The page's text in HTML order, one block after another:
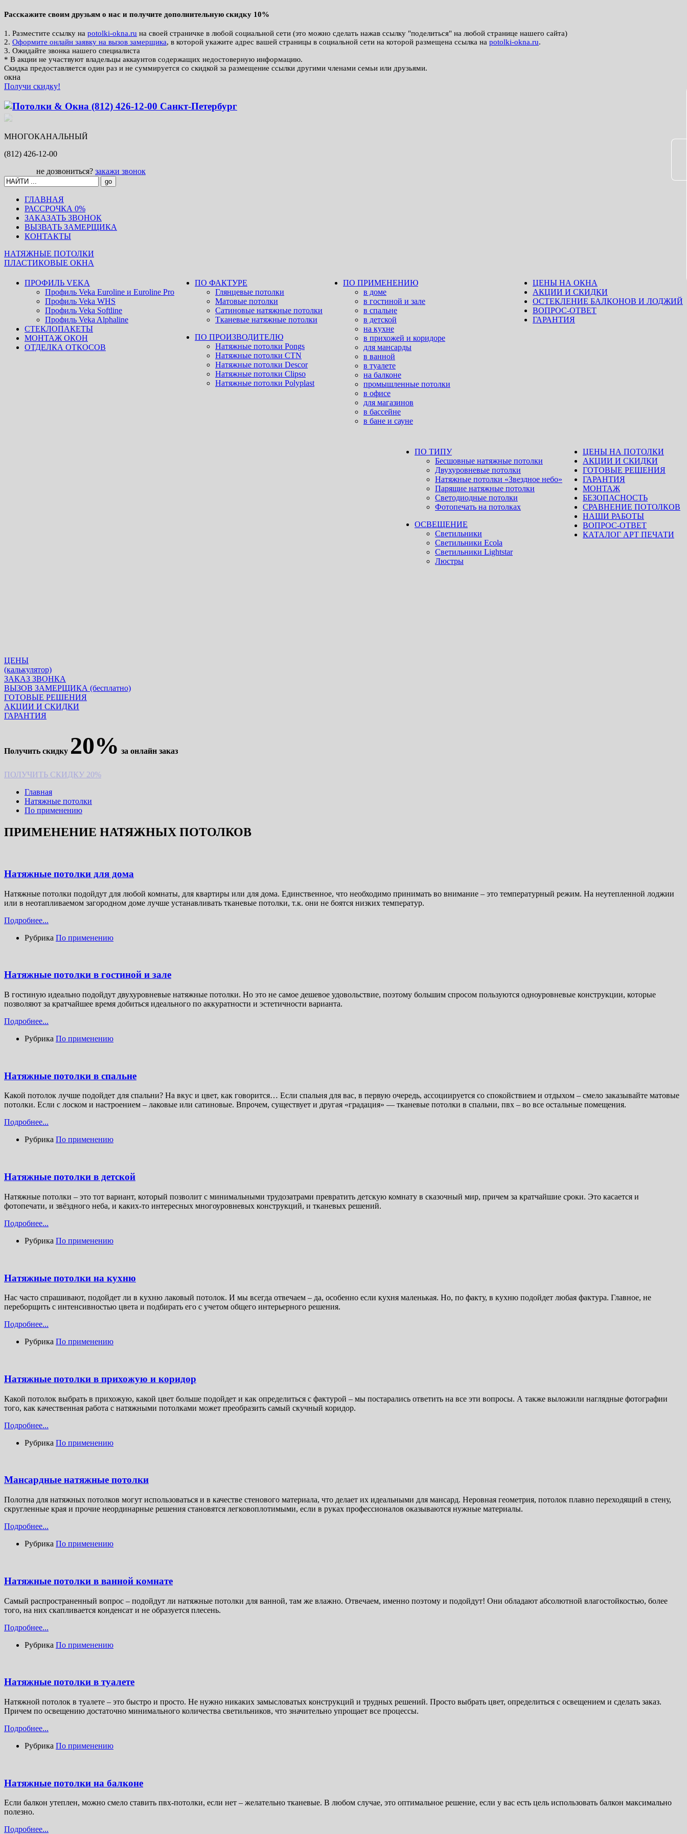
Расскажите своим друзьям о нас и получите дополнительную скидку 10%
1. Разместите ссылку на potolki-okna.ru на своей страничке в любой социальной сети (это можно сделать нажав ссылку "поделиться" на любой странице нашего сайта)
2. Оформите онлайн заявку на вызов замерщика, в которой укажите адрес вашей страницы в социальной сети на которой размещена ссылка на potolki-okna.ru.
3. Ожидайте звонка нашего специалиста
* В акции не участвуют владельцы аккаунтов содержащих недостоверную информацию.
Скидка предоставляется один раз и не суммируется со скидкой за размещение ссылки другими членами семьи или друзьями.
окна
Получи скидку!
МНОГОКАНАЛЬНЫЙ
(812) 426-12-00
не дозвониться? закажи звонок
ГЛАВНАЯ
РАССРОЧКА 0%
ЗАКАЗАТЬ ЗВОНОК
ВЫЗВАТЬ ЗАМЕРЩИКА
КОНТАКТЫ
НАТЯЖНЫЕ ПОТОЛКИ
ПЛАСТИКОВЫЕ ОКНА
ПРОФИЛЬ VEKA
Профиль Veka Euroline и Eurоline Pro
Профиль Veka WHS
Профиль Veka Softline
Профиль Veka Alphaline
СТЕКЛОПАКЕТЫ
МОНТАЖ ОКОН
ОТДЕЛКА ОТКОСОВ
ЦЕНЫ НА ОКНА
АКЦИИ И СКИДКИ
ОСТЕКЛЕНИЕ БАЛКОНОВ И ЛОДЖИЙ
ВОПРОС-ОТВЕТ
ГАРАНТИЯ
ПО ФАКТУРЕ
Глянцевые потолки
Матовые потолки
Сатиновые натяжные потолки
Тканевые натяжные потолки
ПО ПРОИЗВОДИТЕЛЮ
Натяжные потолки Pongs
Натяжные потолки CTN
Натяжные потолки Descor
Натяжные потолки Clipso
Натяжные потолки Polyplast
ПО ПРИМЕНЕНИЮ
в доме
в гостиной и зале
в спальне
в детской
на кухне
в прихожей и коридоре
для мансарды
в ванной
в туалете
на балконе
промышленные потолки
в офисе
для магазинов
в бассейне
в бане и сауне
ПО ТИПУ
Бесшовные натяжные потолки
Двухуровневые потолки
Натяжные потолки «Звездное небо»
Парящие натяжные потолки
Светодиодные потолки
Фотопечать на потолках
ОСВЕЩЕНИЕ
Светильники
Светильники Ecola
Светильники Lightstar
Люстры
ЦЕНЫ НА ПОТОЛКИ
АКЦИИ И СКИДКИ
ГОТОВЫЕ РЕШЕНИЯ
ГАРАНТИЯ
МОНТАЖ
БЕЗОПАСНОСТЬ
СРАВНЕНИЕ ПОТОЛКОВ
НАШИ РАБОТЫ
ВОПРОС-ОТВЕТ
КАТАЛОГ АРТ ПЕЧАТИ
ЦЕНЫ
(калькулятор)
ЗАКАЗ ЗВОНКА
ВЫЗОВ ЗАМЕРЩИКА (бесплатно)
ГОТОВЫЕ РЕШЕНИЯ
АКЦИИ И СКИДКИ
ГАРАНТИЯ
Получить скидку 20% за онлайн заказ
ПОЛУЧИТЬ СКИДКУ 20%
Главная
Натяжные потолки
По применению
ПРИМЕНЕНИЕ НАТЯЖНЫХ ПОТОЛКОВ
Натяжные потолки для дома
Натяжные потолки подойдут для любой комнаты, для квартиры или для дома. Единственное, что необходимо принимать во внимание – это температурный режим. На неутепленной лоджии
или в неотапливаемом загородном доме лучше устанавливать тканевые потолки, т.к. они не боятся низких температур.
Подробнее...
Рубрика По применению
Натяжные потолки в гостиной и зале
В гостиную идеально подойдут двухуровневые натяжные потолки. Но это не самое дешевое удовольствие, поэтому большим спросом пользуются одноуровневые конструкции, которые
позволяют за кратчайшее время добиться идеального по аккуратности и эстетичности варианта.
Подробнее...
Рубрика По применению
Натяжные потолки в спальне
Какой потолок лучше подойдет для спальни? На вкус и цвет, как говорится… Если спальня для вас, в первую очередь, ассоциируется со спокойствием и отдыхом – смело заказывайте матовые
потолки. Если с лоском и настроением – лаковые или сатиновые. Впрочем, существует и другая «градация» — тканевые потолки в спальни, пвх – во все остальные помещения.
Подробнее...
Рубрика По применению
Натяжные потолки в детской
Натяжные потолки – это тот вариант, который позволит с минимальными трудозатрами превратить детскую комнату в сказочный мир, причем за кратчайшие сроки. Это касается и
фотопечати, и звёздного неба, и каких-то интересных многоуровневых конструкций, и тканевых решений.
Подробнее...
Рубрика По применению
Натяжные потолки на кухню
Нас часто спрашивают, подойдет ли в кухню лаковый потолок. И мы всегда отвечаем – да, особенно если кухня маленькая. Но, по факту, в кухню подойдет любая фактура. Главное, не
переборщить с интенсивностью цвета и подбирать его с учетом общего интерьерного решения.
Подробнее...
Рубрика По применению
Натяжные потолки в прихожую и коридор
Какой потолок выбрать в прихожую, какой цвет больше подойдет и как определиться с фактурой – мы постарались ответить на все эти вопросы. А также выложили наглядные фотографии
того, как качественная работа с натяжными потолками может преобразить самый скучный коридор.
Подробнее...
Рубрика По применению
Мансардные натяжные потолки
Полотна для натяжных потолков могут использоваться и в качестве стенового материала, что делает их идеальными для мансард. Неровная геометрия, потолок плавно переходящий в стену,
скругленные края и прочие неординарные решения становятся легковоплотимыми, если в руках профессионалов оказываются нужные материалы.
Подробнее...
Рубрика По применению
Натяжные потолки в ванной комнате
Самый распространенный вопрос – подойдут ли натяжные потолки для ванной, там же влажно. Отвечаем, именно поэтому и подойдут! Они обладают абсолютной влагостойкостью, более
того, на них скапливается конденсат и не образуется плесень.
Подробнее...
Рубрика По применению
Натяжные потолки в туалете
Натяжной потолок в туалете – это быстро и просто. Не нужно никаких замысловатых конструкций и трудных решений. Просто выбрать цвет, определиться с освещением и сделать заказ.
Причем по освещению достаточно минимального количества светильников, что значительно упрощает все процессы.
Подробнее...
Рубрика По применению
Натяжные потолки на балконе
Если балкон утеплен, можно смело ставить пвх-потолки, если нет – желательно тканевые. В любом случае, это оптимальное решение, если у вас есть цель использовать балкон максимально
полезно.
Подробнее...